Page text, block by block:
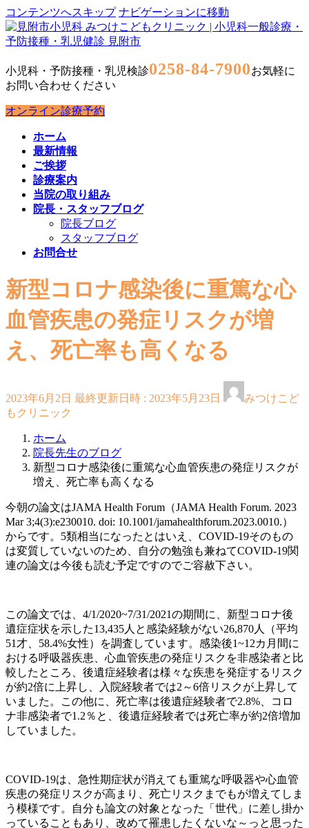
コンテンツへスキップ ナビゲーションに移動
小児科・予防接種・乳児検診0258-84-7900お気軽に
お問い合わせください
オンライン診療予約
ホーム
最新情報
ご挨拶
診療案内
当院の取り組み
院長・スタッフブログ
院長ブログ
スタッフブログ
お問合せ
新型コロナ感染後に重篤な心
血管疾患の発症リスクが増
え、死亡率も高くなる
2023年6月2日 最終更新日時 : 2023年5月23日
みつけこど
もクリニック
ホーム
院長先生のブログ
新型コロナ感染後に重篤な心血管疾患の発症リスクが
増え、死亡率も高くなる
今朝の論文はJAMA Health Forum（JAMA Health Forum. 2023
Mar 3;4(3):e230010. doi: 10.1001/jamahealthforum.2023.0010.）
からです。5類相当になったとはいえ、COVID-19そのもの
は変質していないのため、自分の勉強も兼ねてCOVID-19関
連の論文は今後も読む予定ですのでご容赦下さい。
この論文では、4/1/2020~7/31/2021の期間に、新型コロナ後
遺症症状を示した13,435人と感染経験がない26,870人（平均
51才、58.4%女性）を調査しています。感染後1~12カ月間に
おける呼吸器疾患、心血管疾患の発症リスクを非感染者と比
較したところ、後遺症経験者は様々な疾患を発症するリスク
が約2倍に上昇し、入院経験者では2～6倍リスクが上昇して
いました。この他に、死亡率は後遺症経験者で2.8%、コロ
ナ非感染者で1.2％と、後遺症経験者では死亡率が約2倍増加
していました。
COVID-19は、急性期症状が消えても重篤な呼吸器や心血管
疾患の発症リスクが高まり、死亡リスクまでもが増えてしま
う模様です。自分も論文の対象となった「世代」に差し掛か
っていることもあり、改めて罹患したくないな～っと思った